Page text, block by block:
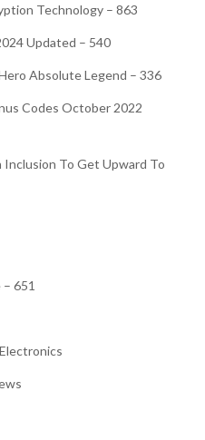
Technology – 863
Updated – 540
Absolute Legend – 336
Codes October 2022
To Get Upward To
651